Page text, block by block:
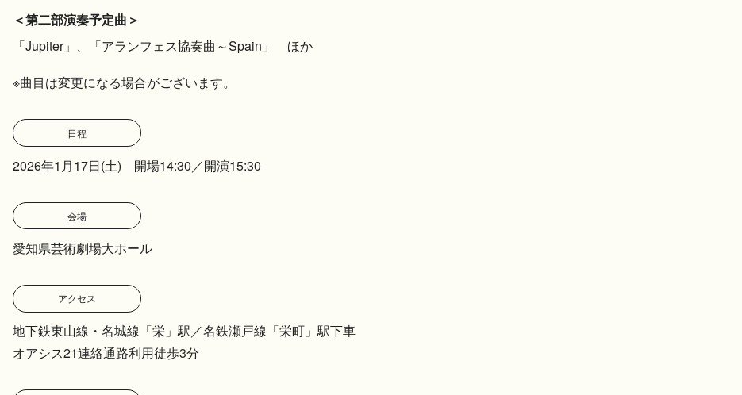
＜第二部演奏予定曲＞
「Jupiter」、「アランフェス協奏曲～Spain」 ほか
※曲目は変更になる場合がございます。
日程
2026年1月17日(土) 開場14:30／開演15:30
会場
愛知県芸術劇場大ホール
アクセス
地下鉄東山線・名城線「栄」駅／名鉄瀬戸線「栄町」駅下車
オアシス21連絡通路利用徒歩3分